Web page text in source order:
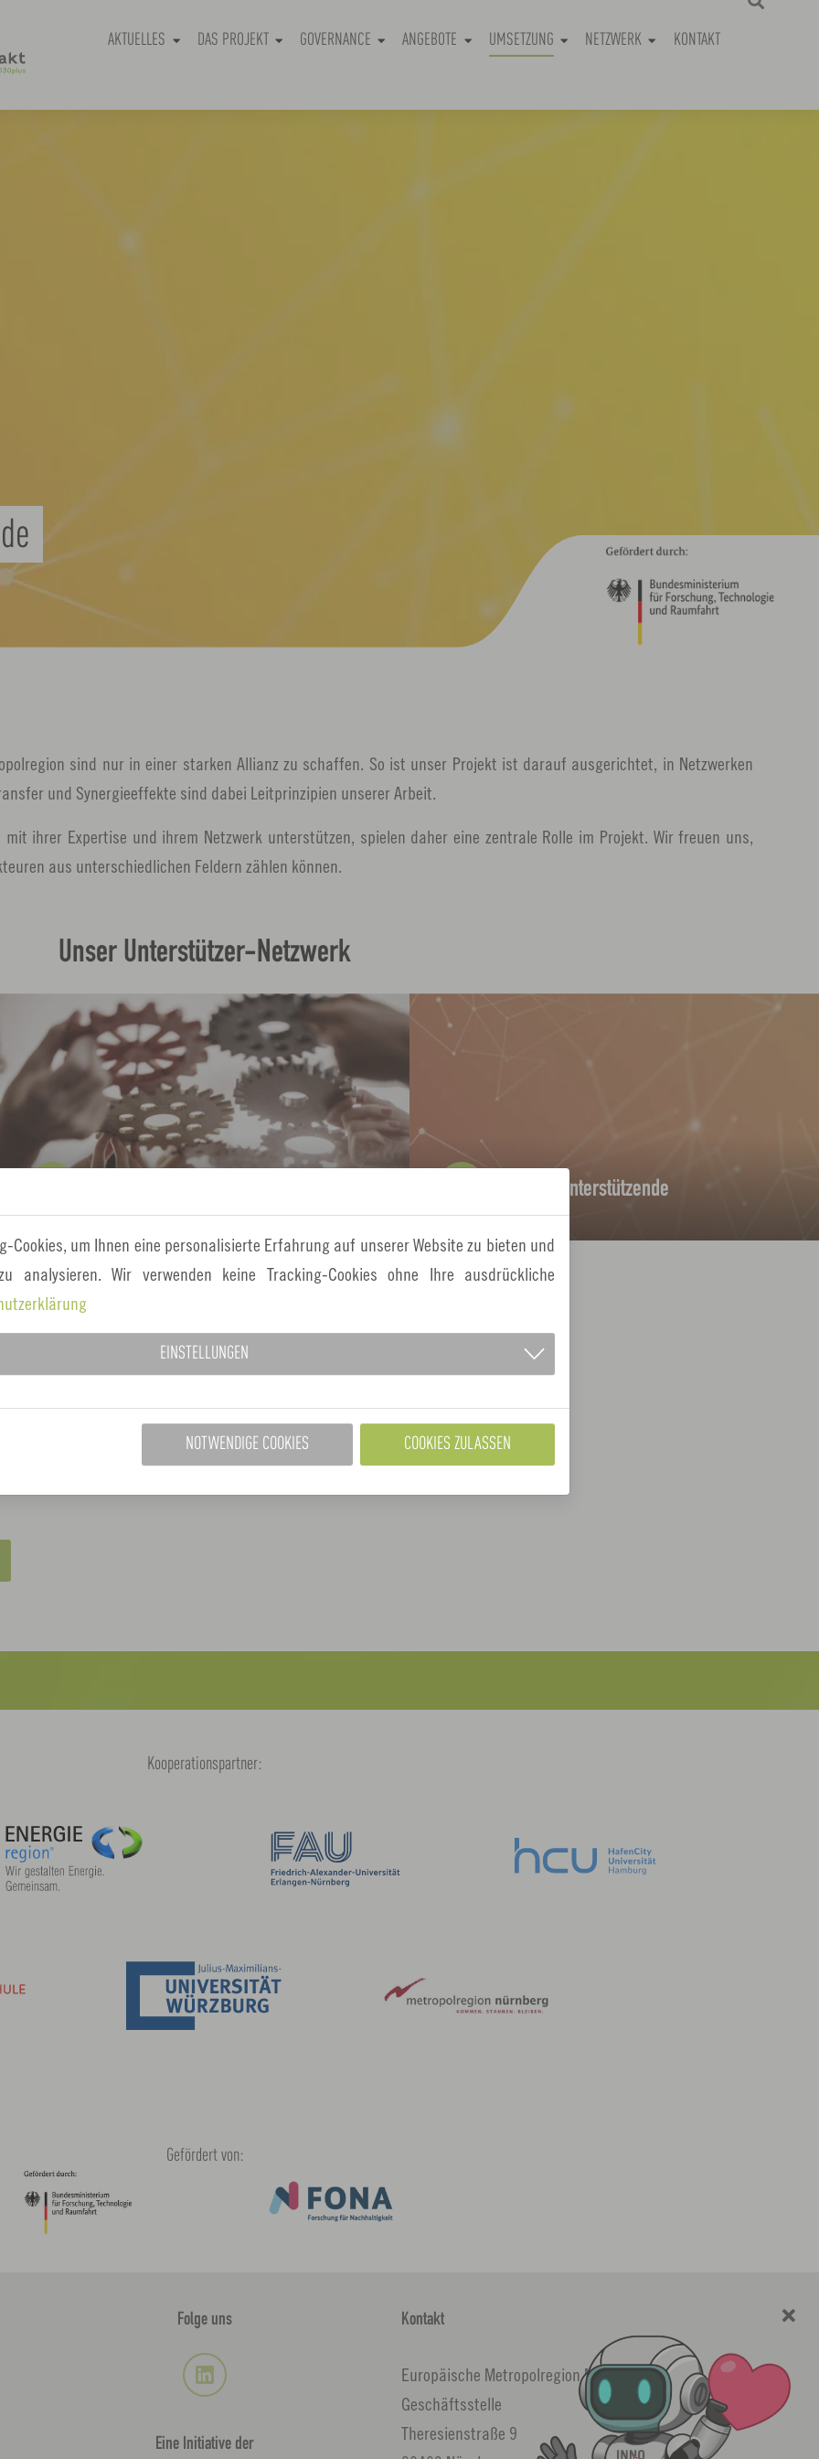
AKTUELLES DAS PROJEKT GOVERNANCE ANGEBOTE UMSETZUNG(CURRENT)NETZWERK KONTAKT
sind nur in einer starken Allianz zu schaffen. So ist unser Projekt ist darauf ausgerichtet, in Netzwerken
und Synergieeffekte sind dabei Leitprinzipien unserer Arbeit.
ihrer Expertise und ihrem Netzwerk unterstützen, spielen daher eine zentrale Rolle im Projekt. Wir freuen uns,
aus unterschiedlichen Feldern zählen können.
Unser Unterstützer-Netzwerk
k
n
e
n
k
ö
f
n
e
n
Weitere Unterstützende
Kooperationspartner:
Gefördert von:
Folge uns
Eine Initiative der
Kontakt
Europäische Metropolregion Nürnberg
Geschäftsstelle
Theresienstraße 9
Cookies, um Ihnen eine personalisierte Erfahrung auf unserer Website zu bieten und
analysieren. Wir verwenden keine Tracking-Cookies ohne Ihre ausdrückliche
EINSTELLUNGEN
NOTWENDIGE COOKIES COOKIES ZULASSEN